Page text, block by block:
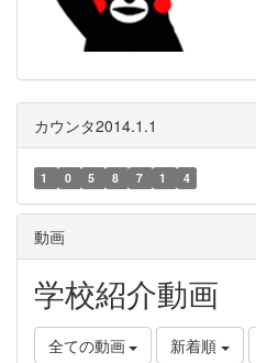
カウンタ2014.1.1
1 0 5 8 7 1 4
動画
学校紹介動画
全ての動画 新着順